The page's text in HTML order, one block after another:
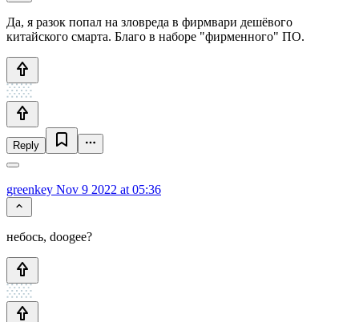
Да, я разок попал на зловреда в фирмвари дешёвого
китайского смарта. Благо в наборе "фирменного" ПО.
Reply
greenkey Nov 9 2022 at 05:36
небось, doogee?